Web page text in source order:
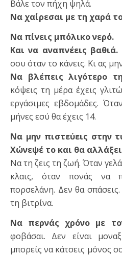
Βάλε τον πήχη ψηλά.
Να χαίρεσαι με τη χαρά
Να πίνεις μπόλικο νερό.
Και να αναπνέεις βαθιά.
σου όταν το κάνεις. Κι ας
Να βλέπεις λιγότερο
κόψεις τη μέρα έχεις
εργάσιμες εβδομάδες.
μήνες εσύ θα έχεις 14.
Να μην πιστεύεις στην
Χώνεψέ το και θα
Να τη ζεις τη ζωή. Όταν
κλαις, όταν πονάς να
πορσελάνη. Δεν θα
τη βιτρίνα.
Να περνάς χρόνο με
φοβάσαι. Δεν είναι
μπορείς να κάτσεις μόνος